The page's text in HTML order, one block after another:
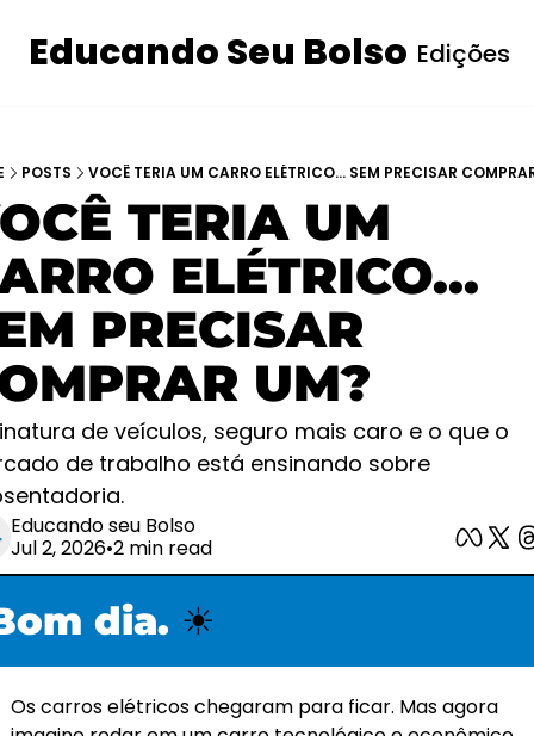
Educando Seu Bolso Edições
POSTS VOCÊ TERIA UM CARRO ELÉTRICO... SEM PRECISAR
TERIA UM
ELÉTRICO...
PRECISAR
UM?
de veículos, seguro mais caro e o que o
de trabalho está ensinando sobre
Educando seu Bolso
Jul 2, 2026•2 min read
dia. ☀
Os carros elétricos chegaram para ficar. Mas agora